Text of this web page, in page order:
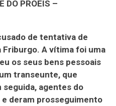
DO PROEIS –
de tentativa de
A vítima foi uma
os seus bens pessoais
transeunte, que
seguida, agentes do
e deram prosseguimento